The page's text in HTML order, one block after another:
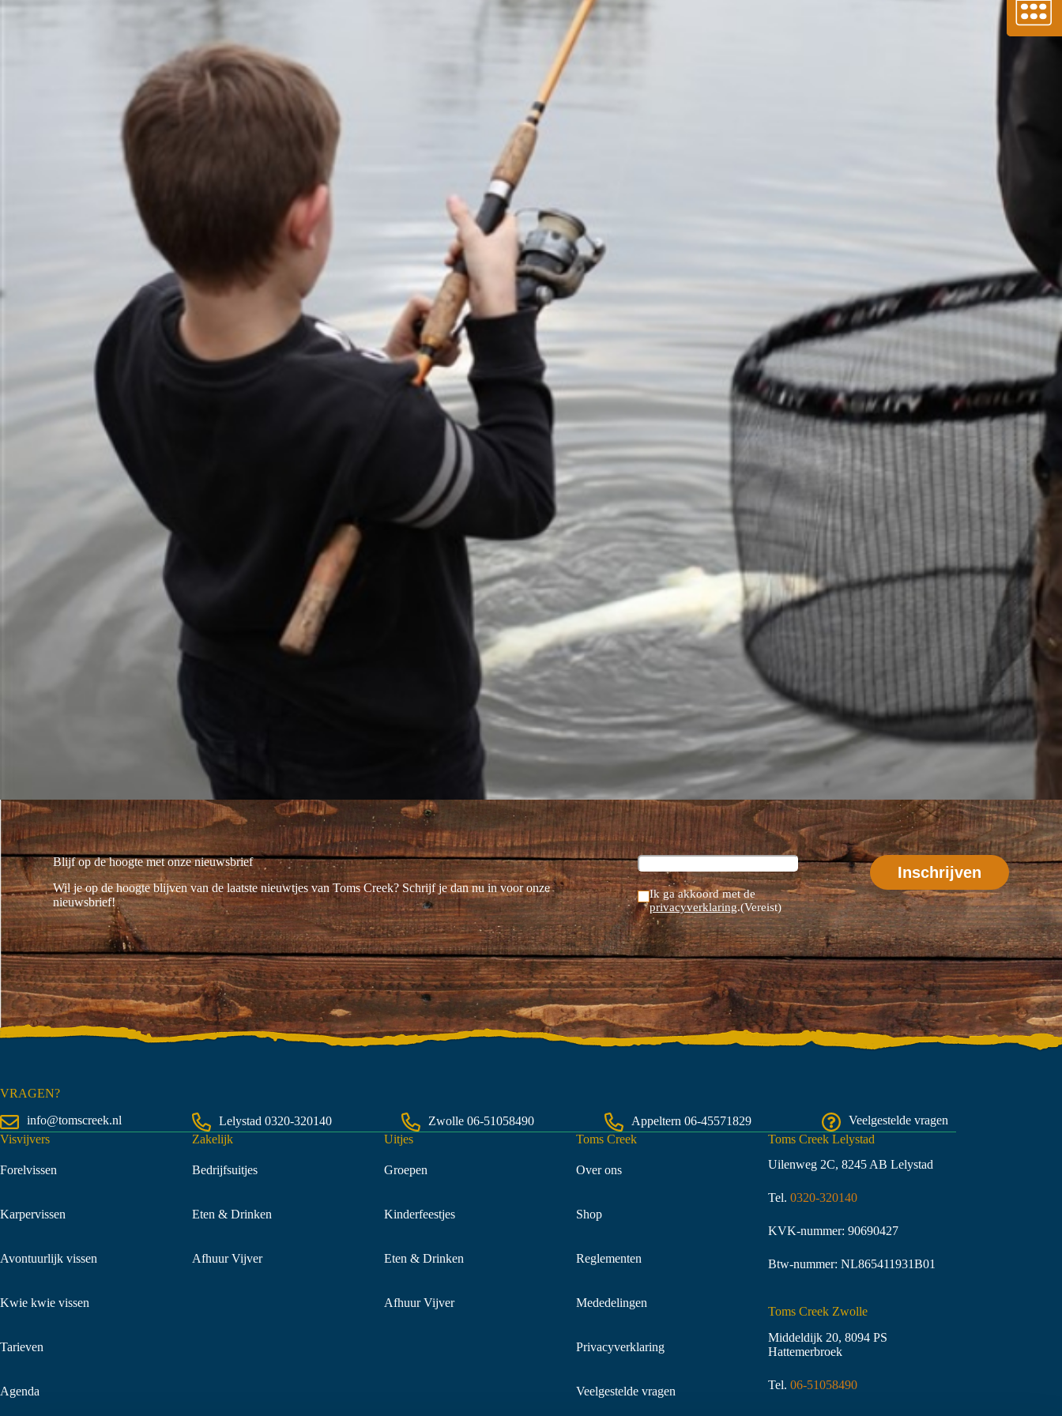
Blijf op de hoogte met onze nieuwsbrief
Wil je op de hoogte blijven van de laatste nieuwtjes van Toms Creek? Schrijf je dan nu in voor onze
nieuwsbrief!
Ik ga akkoord met de
privacyverklaring.(Vereist)
VRAGEN?
info@tomscreek.nl Lelystad 0320-320140 Zwolle06-51058490 Appeltern 06-45571829
Veelgestelde vragen
Visvijvers
Forelvissen
Karpervissen
Avontuurlijk vissen
Kwie kwie vissen
Tarieven
Agenda
Zakelijk
Bedrijfsuitjes
Eten & Drinken
Afhuur Vijver
Uitjes
Groepen
Kinderfeestjes
Eten & Drinken
Afhuur Vijver
Toms Creek
Over ons
Shop
Reglementen
Mededelingen
Privacyverklaring
Veelgestelde vragen
Toms Creek Lelystad
Uilenweg 2C, 8245 AB Lelystad
Tel. 0320-320140
KVK-nummer: 90690427
Btw-nummer: NL865411931B01
Toms Creek Zwolle
Middeldijk 20, 8094 PS
Hattemerbroek
Tel. 06-51058490